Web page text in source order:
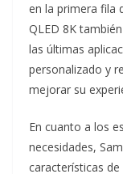
en la primera fila
QLED 8K
las últimas
personalizado y
mejorar su
En cuanto a los
necesidades,
características